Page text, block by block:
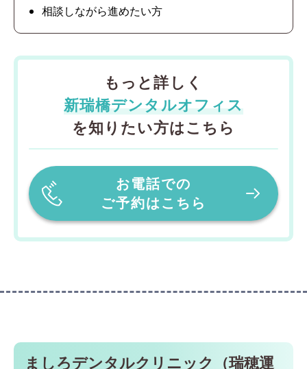
相談しながら進めたい方
もっと詳しく
新瑞橋デンタルオフィス
を知りたい方はこちら
お電話での
ご予約はこちら
ましろデンタルクリニック（瑞穂運